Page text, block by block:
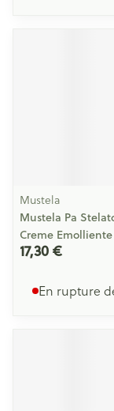
Mustela
Mustela Pa
Creme
17,30 €
En rupture